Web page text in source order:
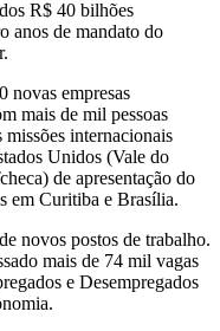
R$ 40 bilhões
anos de mandato do
novas empresas
mais de mil pessoas
missões internacionais
Unidos (Vale do
de apresentação do
em Curitiba e Brasília.
novos postos de trabalho.
mais de 74 mil vagas
e Desempregados